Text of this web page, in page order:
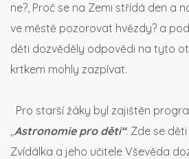
ne?, Proč se na Zemi střídá den a
ve městě pozorovat hvězdy? a
děti dozvěděly odpovědi na tyto
krtkem mohly zazpívat.
Pro starší žáky byl zajištěn
,,Astronomie pro děti“. Zde se
Zvídálka a jeho učitele Vševěda